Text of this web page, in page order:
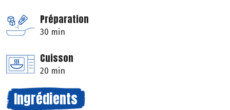
Préparation
30 min
Cuisson
20 min
Ingrédients